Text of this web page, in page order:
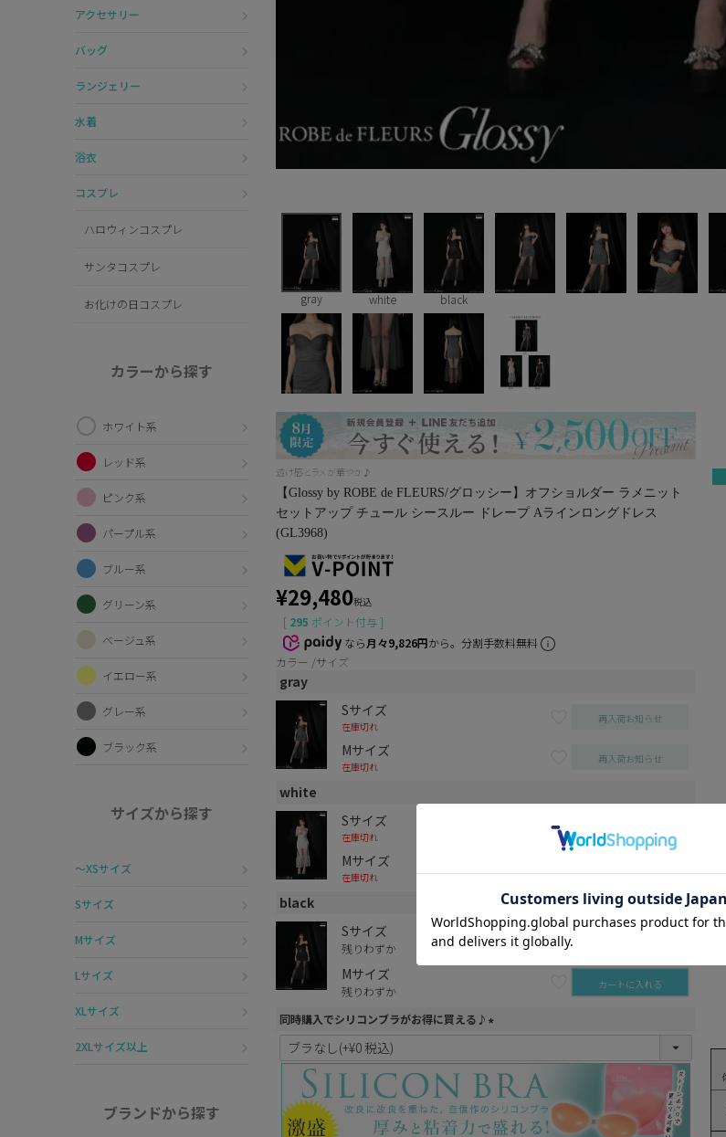
アクセサリー
バッグ
ランジェリー
水着
浴衣
コスプレ
ハロウィンコスプレ
サンタコスプレ
お化けの日コスプレ
カラーから探す
ホワイト系
レッド系
ピンク系
パープル系
ブルー系
グリーン系
ベージュ系
イエロー系
グレー系
ブラック系
サイズから探す
〜XSサイズ
Sサイズ
Mサイズ
Lサイズ
XLサイズ
2XLサイズ以上
ブランドから探す
gray white black
透け感とラメが華やか♪
【Glossy by ROBE de FLEURS/グロッシー】オフショルダー ラメニット
セットアップ チュール シースルー ドレープ Aラインロングドレス
(GL3968)
¥29,480税込
[ 295 ポイント付与 ]
なら月々9,826円から。分割手数料無料
カラー
サイズ
gray
Sサイズ
在庫切れ
再入荷お知らせ
Mサイズ
在庫切れ
再入荷お知らせ
white
Sサイズ
在庫切れ
Mサイズ
在庫切れ
black
Sサイズ
残りわずか
Mサイズ
残りわずか カートに入れる
同時購入でシリコンブラがお得に買える♪
(
須
)